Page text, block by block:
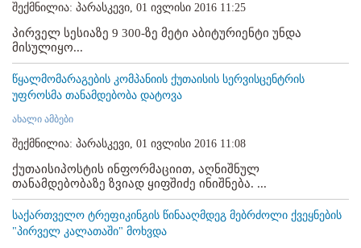
შექმნილია: პარასკევი, 01 ივლისი 2016 11:25
პირველ სესიაზე 9 300-ზე მეტი აბიტურიენტი უნდა
მისულიყო...
წყალმომარაგების კომპანიის ქუთაისის სერვისცენტრის
უფროსმა თანამდებობა დატოვა
ახალი ამბები
შექმნილია: პარასკევი, 01 ივლისი 2016 11:08
ქუთაისიპოსტის ინფორმაციით, აღნიშნულ
თანამდებობაზე ზვიად ყიფშიძე ინიშნება. ...
საქართველო ტრეფიკინგის წინააღმდეგ მებრძოლი ქვეყნების
"პირველ კალათაში" მოხვდა